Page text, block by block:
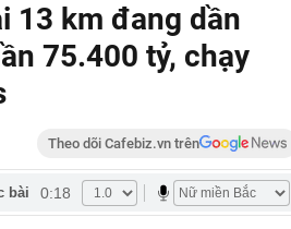
13 km đang dần
75.400 tỷ, chạy
Theo dõi Cafebiz.vn trên
bài 0:18